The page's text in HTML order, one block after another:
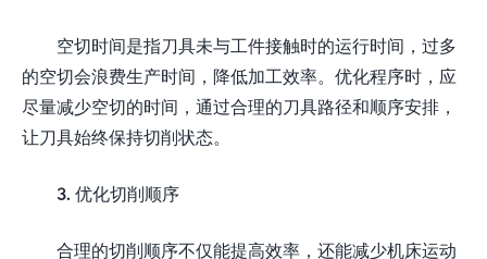
空切时间是指刀具未与工件接触时的运行时间，过多
的空切会浪费生产时间，降低加工效率。优化程序时，应
尽量减少空切的时间，通过合理的刀具路径和顺序安排，
让刀具始终保持切削状态。
3. 优化切削顺序
合理的切削顺序不仅能提高效率，还能减少机床运动